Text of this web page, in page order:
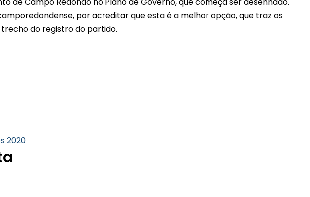
por acreditar que esta é a melhor opção, que traz os
do registro do partido.
2020